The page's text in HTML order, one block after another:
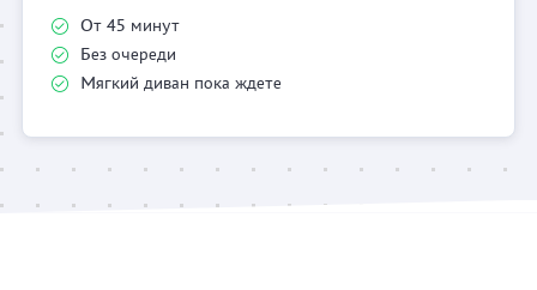
От 45 минут
Без очереди
Мягкий диван пока ждете